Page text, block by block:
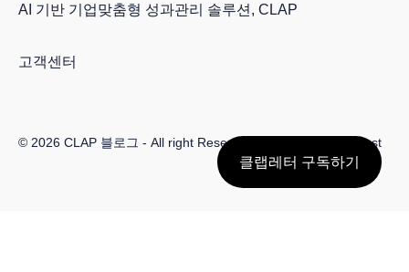
AI 기반 기업맞춤형 성과관리 솔루션, CLAP
고객센터
© 2026 CLAP 블로그 - All right Reserved. Published with Ghost
클랩레터 구독하기